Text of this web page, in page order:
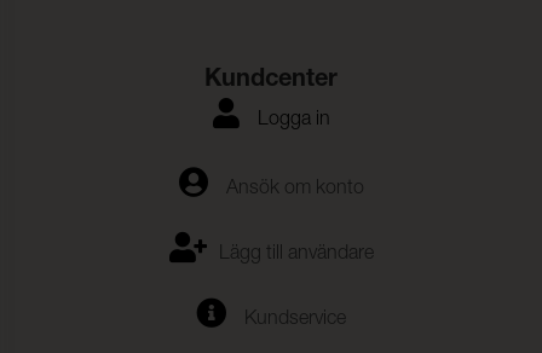
Kundcenter
Logga in
Ansök om konto
Lägg till användare
Kundservice